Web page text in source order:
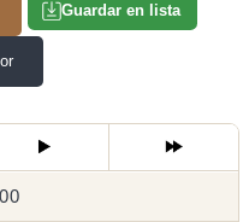
Guardar en lista